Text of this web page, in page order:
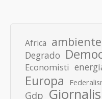
Africa ambiente
Degrado
Economisti
Europa
Gdp